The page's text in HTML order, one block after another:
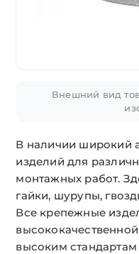
Внешний вид
В наличии широкий
изделий для
монтажных работ.
гайки, шурупы,
Все крепежные
высоким